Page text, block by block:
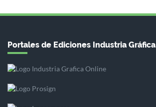
Portales de Ediciones Industria Gráfica